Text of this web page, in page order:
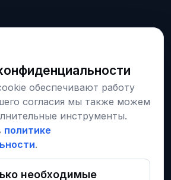
обеспечивают работу
согласия мы также можем
инструменты.
политике
.
необходимые